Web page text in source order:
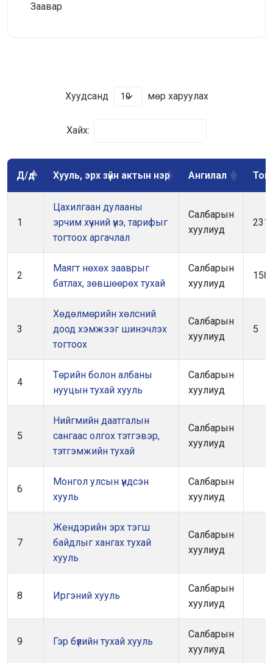
Заавар
Хуудсанд мөр харуулах
Хайх:
Д/д Хууль, эрх зүйн актын нэр Ангилал
1
Цахилгаан дулааны
эрчим хүчний үнэ, тарифыг
тогтоох аргачлал
Салбарын
хуулиуд
231
2
Маягт нөхөх зааврыг
батлах, зөвшөөрөх тухай
Салбарын
хуулиуд
158
3
Хөдөлмөрийн хөлсний
доод хэмжээг шинэчлэх
тогтоох
Салбарын
хуулиуд
5
4
Төрийн болон албаны
нууцын тухай хууль
Салбарын
хуулиуд
5
Нийгмийн даатгалын
сангаас олгох тэтгэвэр,
тэтгэмжийн тухай
Салбарын
хуулиуд
6
Монгол улсын үндсэн
хууль
Салбарын
хуулиуд
7
Жендэрийн эрх тэгш
байдлыг хангах тухай
хууль
Салбарын
хуулиуд
8 Иргэний хууль
Салбарын
хуулиуд
9 Гэр бүлийн тухай хууль
Салбарын
хуулиуд